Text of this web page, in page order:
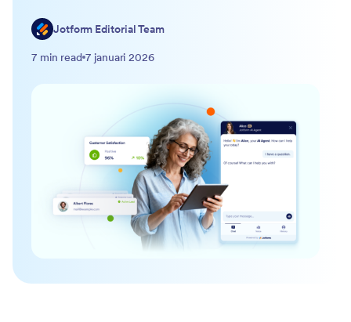
Jotform Editorial Team
7 min read 7 januari 2026